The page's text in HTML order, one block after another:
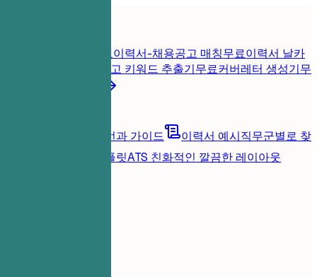
무료이력서-채용공고 매칭무료이력서 날카
채용공고 키워드 추출기무료커버레터 생성기무
커리어 조언과 가이드 이력서 예시직무군별로 찾
이력서 템플릿ATS 친화적인 깔끔한 레이아웃